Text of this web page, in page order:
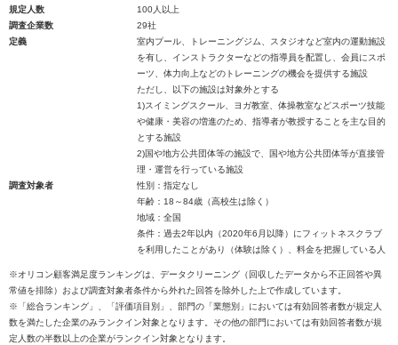
規定人数
100人以上
調査企業数
29社
定義
室内プール、トレーニングジム、スタジオなど室内の運動施設
を有し、インストラクターなどの指導員を配置し、会員にスポ
ーツ、体力向上などのトレーニングの機会を提供する施設
ただし、以下の施設は対象外とする
1)スイミングスクール、ヨガ教室、体操教室などスポーツ技能
や健康・美容の増進のため、指導者が教授することを主な目的
とする施設
2)国や地方公共団体等の施設で、国や地方公共団体等が直接管
理・運営を行っている施設
調査対象者
性別：指定なし
年齢：18～84歳（高校生は除く）
地域：全国
条件：過去2年以内（2020年6月以降）にフィットネスクラブ
を利用したことがあり（体験は除く）、料金を把握している人
※オリコン顧客満足度ランキングは、データクリーニング（回収したデータから不正回答や異
常値を排除）および調査対象者条件から外れた回答を除外した上で作成しています。
※「総合ランキング」、「評価項目別」、部門の「業態別」においては有効回答者数が規定人
数を満たした企業のみランクイン対象となります。その他の部門においては有効回答者数が規
定人数の半数以上の企業がランクイン対象となります。